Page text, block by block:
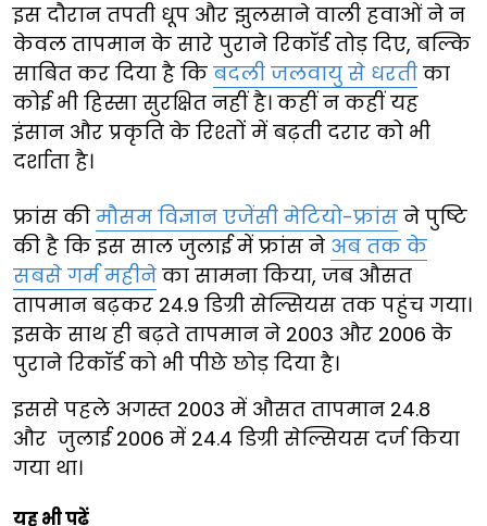
इस दौरान तपती धूप और झुलसाने वाली हवाओं ने न
केवल तापमान के सारे पुराने रिकॉर्ड तोड़ दिए, बल्कि
साबित कर दिया है कि बदली जलवायु से धरती का
कोई भी हिस्सा सुरक्षित नहीं है। कहीं न कहीं यह
इंसान और प्रकृति के रिश्तों में बढ़ती दरार को भी
दर्शाता है।
फ्रांस की मौसम विज्ञान एजेंसी मेटियो-फ्रांस ने पुष्टि
की है कि इस साल जुलाई में फ्रांस ने अब तक के
सबसे गर्म महीने का सामना किया, जब औसत
तापमान बढ़कर 24.9 डिग्री सेल्सियस तक पहुंच गया।
इसके साथ ही बढ़ते तापमान ने 2003 और 2006 के
पुराने रिकॉर्ड को भी पीछे छोड़ दिया है।
इससे पहले अगस्त 2003 में औसत तापमान 24.8
और जुलाई 2006 में 24.4 डिग्री सेल्सियस दर्ज किया
गया था।
यह भी पढ़ें